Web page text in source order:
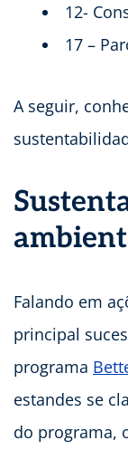
12-
17 –
A seguir,
Falando em
principal
programa
estandes se
do programa,